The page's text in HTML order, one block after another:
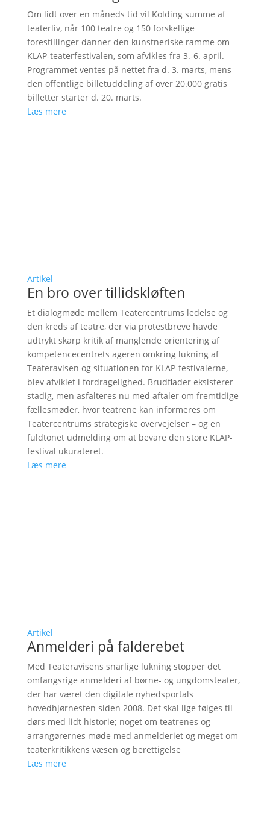
Om lidt over en måneds tid vil Kolding summe af
teaterliv, når 100 teatre og 150 forskellige
forestillinger danner den kunstneriske ramme om
KLAP-teaterfestivalen, som afvikles fra 3.-6. april.
Programmet ventes på nettet fra d. 3. marts, mens
den offentlige billetuddeling af over 20.000 gratis
billetter starter d. 20. marts.
Læs mere
Artikel
En bro over tillidskløften
Et dialogmøde mellem Teatercentrums ledelse og
den kreds af teatre, der via protestbreve havde
udtrykt skarp kritik af manglende orientering af
kompetencecentrets ageren omkring lukning af
Teateravisen og situationen for KLAP-festivalerne,
blev afviklet i fordragelighed. Brudflader eksisterer
stadig, men asfalteres nu med aftaler om fremtidige
fællesmøder, hvor teatrene kan informeres om
Teatercentrums strategiske overvejelser – og en
fuldtonet udmelding om at bevare den store KLAP-
festival ukurateret.
Læs mere
Artikel
Anmelderi på falderebet
Med Teateravisens snarlige lukning stopper det
omfangsrige anmelderi af børne- og ungdomsteater,
der har været den digitale nyhedsportals
hovedhjørnesten siden 2008. Det skal lige følges til
dørs med lidt historie; noget om teatrenes og
arrangørernes møde med anmelderiet og meget om
teaterkritikkens væsen og berettigelse
Læs mere